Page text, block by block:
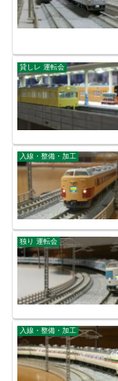
貸しレ 運転会
入線・整備・加工
独り 運転会
入線・整備・加工